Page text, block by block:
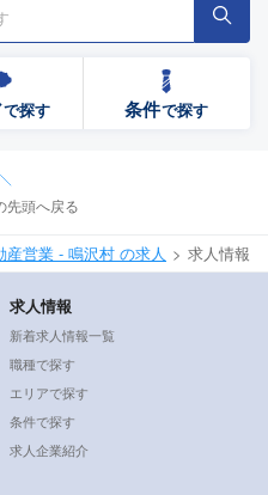
で探す 条件で探す
先頭へ戻る
産営業 - 鳴沢村 の求人 求人情報
求人情報
新着求人情報一覧
職種で探す
エリアで探す
条件で探す
求人企業紹介